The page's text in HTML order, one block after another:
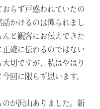
らず戸惑われていたの
かけるのは憚られまし
と観客にお伝えできた
確に伝わるのではない
切ですが、私はやはり
回に限らず思います。
が沢山ありました。新